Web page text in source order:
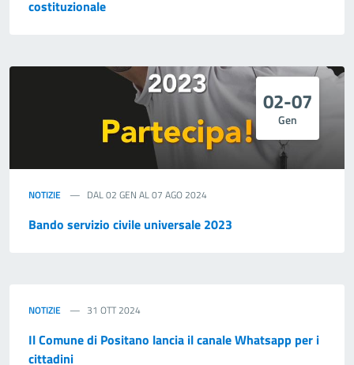
costituzionale
02-07
Gen
NOTIZIE DAL 02 GEN AL 07 AGO 2024
Bando servizio civile universale 2023
NOTIZIE 31 OTT 2024
Il Comune di Positano lancia il canale Whatsapp per i
cittadini